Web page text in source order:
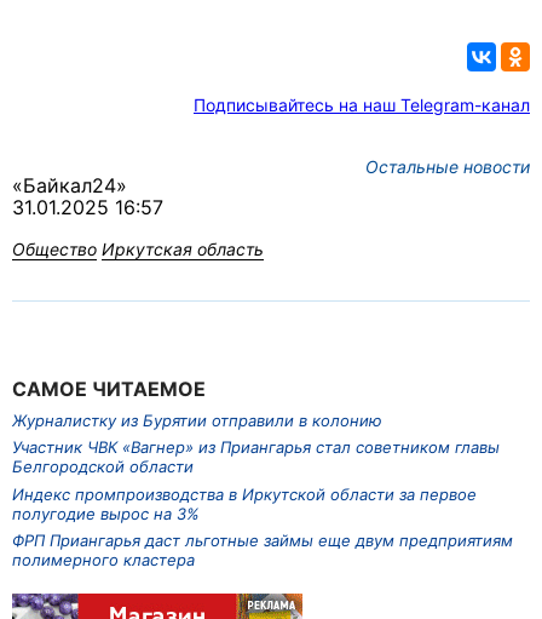
Подписывайтесь на наш Telegram-канал
Остальные новости
«Байкал24»
31.01.2025 16:57
Общество Иркутская область
САМОЕ ЧИТАЕМОЕ
Журналистку из Бурятии отправили в колонию
Участник ЧВК «Вагнер» из Приангарья стал советником главы
Белгородской области
Индекс промпроизводства в Иркутской области за первое
полугодие вырос на 3%
ФРП Приангарья даст льготные займы еще двум предприятиям
полимерного кластера